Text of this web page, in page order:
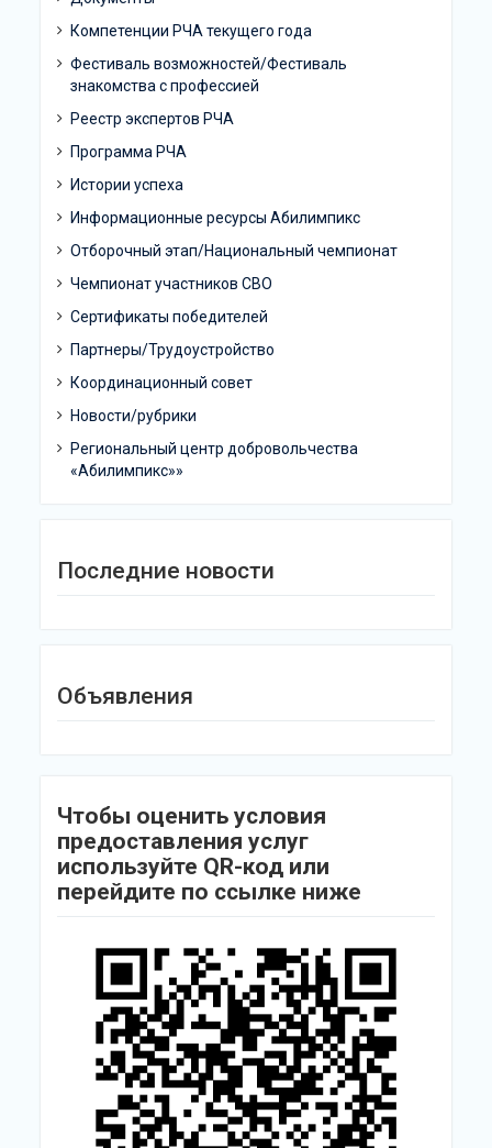
Компетенции РЧА текущего года
Фестиваль возможностей/Фестиваль
знакомства с профессией
Реестр экспертов РЧА
Программа РЧА
Истории успеха
Информационные ресурсы Абилимпикс
Отборочный этап/Национальный чемпионат
Чемпионат участников СВО
Сертификаты победителей
Партнеры/Трудоустройство
Координационный совет
Новости/рубрики
Региональный центр добровольчества
«Абилимпикс»»
Последние новости
Объявления
Чтобы оценить условия
предоставления услуг
используйте QR-код или
перейдите по ссылке ниже